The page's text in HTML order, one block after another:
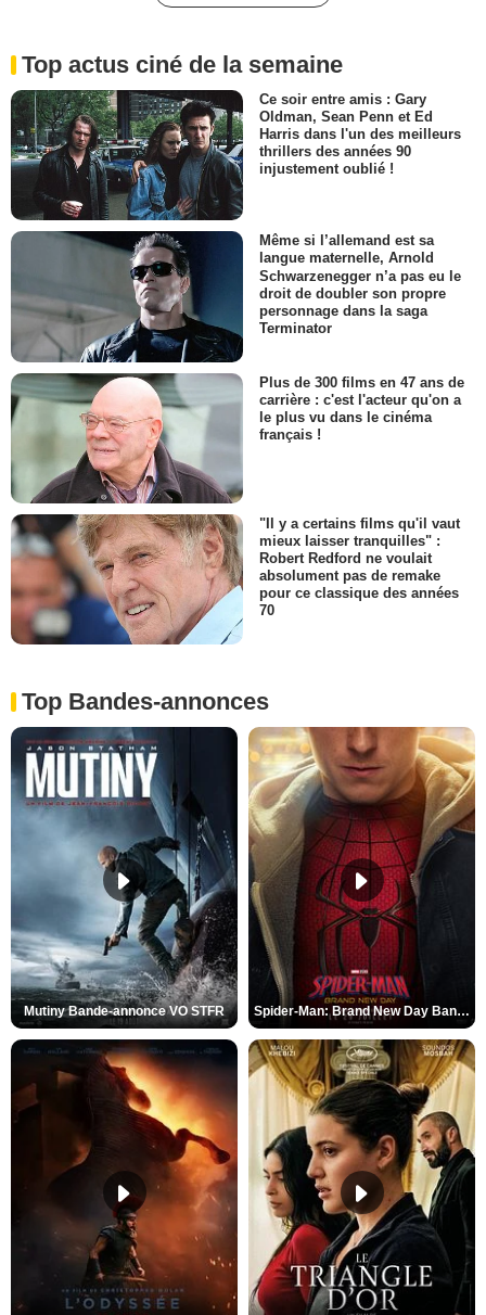
Top actus ciné de la semaine
Ce soir entre amis : Gary
Oldman, Sean Penn et Ed
Harris dans l'un des meilleurs
thrillers des années 90
injustement oublié !
Même si l’allemand est sa
langue maternelle, Arnold
Schwarzenegger n’a pas eu le
droit de doubler son propre
personnage dans la saga
Terminator
Plus de 300 films en 47 ans de
carrière : c'est l'acteur qu'on a
le plus vu dans le cinéma
français !
"Il y a certains films qu'il vaut
mieux laisser tranquilles" :
Robert Redford ne voulait
absolument pas de remake
pour ce classique des années
70
Top Bandes-annonces
Mutiny Bande-annonce VO STFR Spider-Man: Brand New Day Bande-annonce VO STFR